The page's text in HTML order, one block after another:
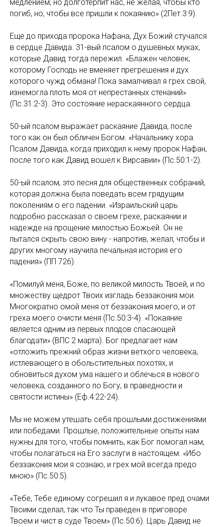
медлением; но долготерпит нас, не желая, чтобы кто
погиб, но, чтобы все пришли к покаянию» (2Пет.3:9).
Еще до прихода пророка Нафана, Дух Божий стучался
в сердце Давида. 31-вый псалом о душевных муках,
которые Давид тогда пережил. «Блажен человек,
которому Господь не вменяет прегрешения и дух
которого чужд обмана! Пока замалчивал я грех свой,
изнемогла плоть моя от непрестанных стенаний»
(Пс.31:2-3). Это состояние нераскаянного сердца.
50-ый псалом выражает раскаяние Давида, после
того как он был обличен Богом. «Начальнику хора.
Псалом Давида, когда приходил к нему пророк Нафан,
после того как Давид вошел к Вирсавии» (Пс.50:1-2).
50-ый псалом, это песня для общественных собраний,
которая должна была поведать всем грядущим
поколениям о его падении. «Израильский царь
подробно рассказал о своем грехе, раскаянии и
надежде на прощение милостью Божьей. Он не
пытался скрыть свою вину - напротив, желал, чтобы и
других многому научила печальная история его
падения» (ПП 726).
«Помилуй меня, Боже, по великой милость Твоей, и по
множеству щедрот Твоих изгладь беззакония мои.
Многократно омой меня от беззакония моего, и от
греха моего очисти меня (Пс.50:3-4). «Покаяние
является одним из первых плодов спасающей
благодати» (ВПС 2 марта). Бог предлагает нам
«отложить прежний образ жизни ветхого человека,
истлевающего в обольстительных похотях, и
обновиться духом ума нашего и облечься в нового
человека, созданного по Богу, в праведности и
святости истины» (Еф.4:22-24).
Мы не можем утешать себя прошлыми достижениями
или победами. Прошлые, положительные опыты нам
нужны для того, чтобы помнить, как Бог помогал нам,
чтобы полагаться на Его заслуги в настоящем. «Ибо
беззакония мои я сознаю, и грех мой всегда предо
мною» (Пс.50:5).
«Тебе, Тебе единому согрешил я и лукавое пред очами
Твоими сделал, так что Ты праведен в приговоре
Твоем и чист в суде Твоем» (Пс.50:6). Царь Давид не